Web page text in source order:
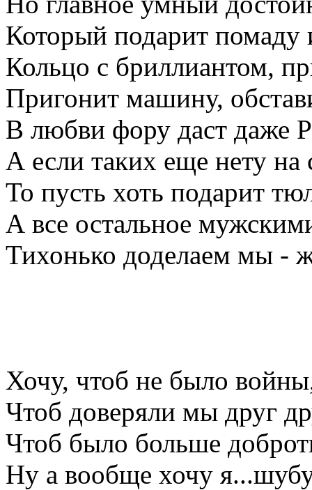
Который подарит помаду
Кольцо с бриллиантом,
Пригонит машину,
В любви фору даст даже
А если таких еще нету на
То пусть хоть подарит
А все остальное
Тихонько доделаем мы -
Хочу, чтоб не было
Чтоб доверяли мы друг
Чтоб было больше
Ну а вообще хочу